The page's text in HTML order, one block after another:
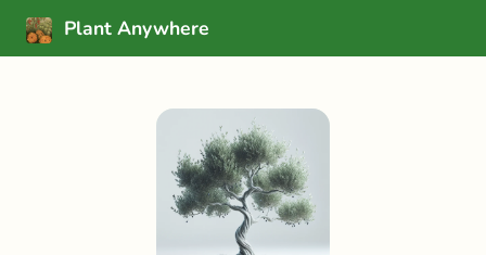
Plant Anywhere